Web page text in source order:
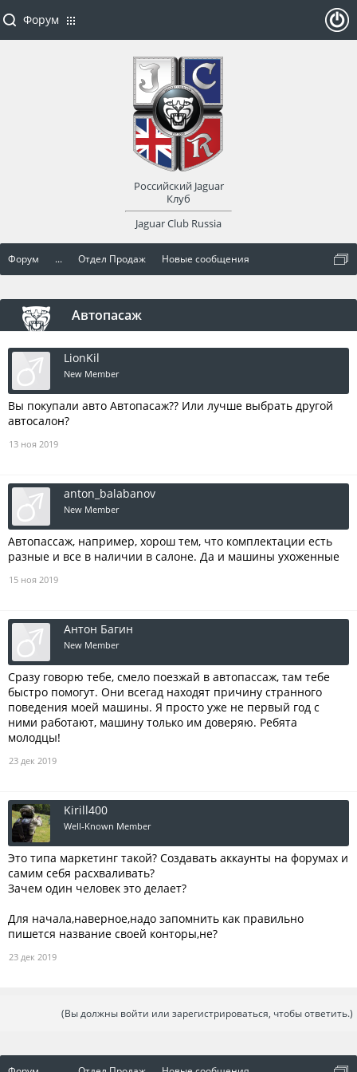
Форум ... Отдел Продаж Новые сообщения
Автопасаж
LionKil
New Member
Вы покупали авто Автопасаж?? Или лучше выбрать другой
автосалон?
13 ноя 2019
anton_balabanov
New Member
Автопассаж, например, хорош тем, что комплектации есть
разные и все в наличии в салоне. Да и машины ухоженные
15 ноя 2019
Антон Багин
New Member
Сразу говорю тебе, смело поезжай в автопассаж, там тебе
быстро помогут. Они всегад находят причину странного
поведения моей машины. Я просто уже не первый год с
ними работают, машину только им доверяю. Ребята
молодцы!
23 дек 2019
Kirill400
Well-Known Member
Это типа маркетинг такой? Создавать аккаунты на форумах и
самим себя расхваливать?
Зачем один человек это делает?
Для начала,наверное,надо запомнить как правильно
пишется название своей конторы,не?
23 дек 2019
(Вы должны войти или зарегистрироваться, чтобы ответить.)
Форум
Российский Jaguar
Клуб
Jaguar Club Russia
оват